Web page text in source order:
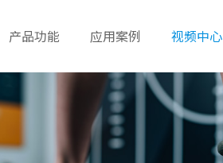
产品功能 应用案例 视频中心